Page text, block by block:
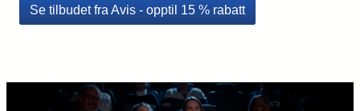
Morrow Bank får du følgende fordeler: Opptil 15 % rabatt
mange steder i Norge og Europa. Tilbudet er gyldig fra
13. april til 31. desember 2026. Har du noen spørsmål
Se tilbudet fra Avis - opptil 15 % rabatt